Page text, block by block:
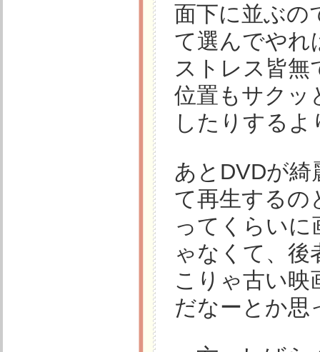
面下に並ぶの
て選んでやれ
ストレス皆無
位置もサクッ
したりする
あとDVDが
て再生するの
ってくらいに
ゃなくて、後
こりゃ古い映
だなーとか思